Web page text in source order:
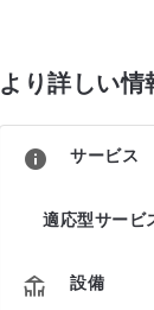
より詳しい情
サービス
適応型サービ
設備